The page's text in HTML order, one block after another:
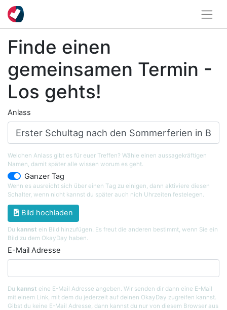
Finde einen
gemeinsamen Termin -
Los gehts!
Anlass
Welchen Anlass gibt es für euer Treffen? Wähle einen aussagekräftigen
Namen, damit später alle wissen worum es geht.
Ganzer Tag
Wenn es ausreicht sich über einen Tag zu einigen, dann aktiviere diesen
Schalter, wenn nicht kannst du später auch nich Uhrzeiten festelegen.
Bild hochladen
Du kannst ein Bild hinzufügen. Es freut die anderen bestimmt, wenn Sie ein
Bild zu dem OkayDay haben.
E-Mail Adresse
Du kannst eine E-Mail Adresse angeben. Wir senden dir dann eine E-Mail
mit einem Link, mit dem du jederzeit auf deinen OkayDay zugreifen kannst.
Gibst du keine E-Mail Adresse, dann kannst du nur von diesem Browser aus